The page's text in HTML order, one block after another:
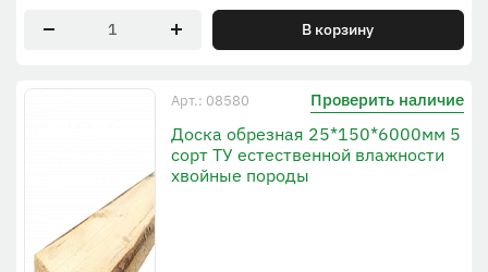
В корзину
Арт.: 08580 Проверить наличие
Доска обрезная 25*150*6000мм 5
сорт ТУ естественной влажности
хвойные породы